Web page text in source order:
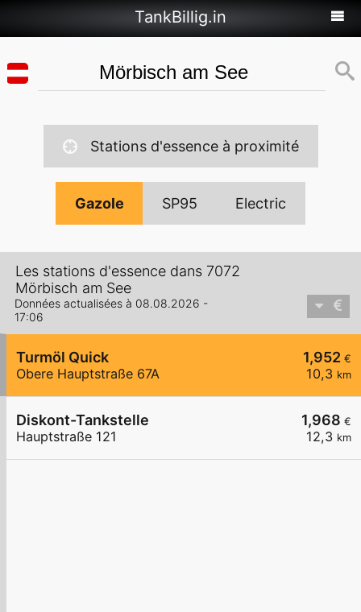
TankBillig.in
Stations d'essence à proximité
Gazole SP95 Electric
Les stations d'essence dans 7072
Mörbisch am See
Données actualisées à 08.08.2026 -
17:06
1,952 €
10,3 km
Turmöl Quick
Obere Hauptstraße 67A
1,968 €
12,3 km
Diskont-Tankstelle
Hauptstraße 121